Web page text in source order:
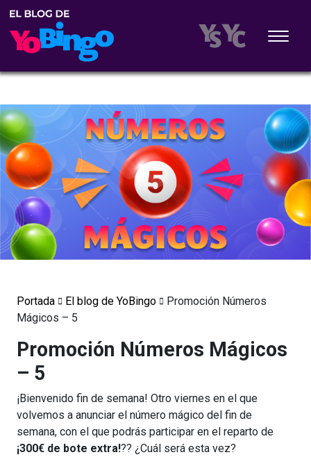
Portada El blog de YoBingo
Promoción Números
Mágicos – 5
Promoción Números Mágicos
– 5
¡Bienvenido fin de semana! Otro viernes en el que
volvemos a anunciar el número mágico del fin de
semana, con el que podrás participar en el reparto de
¡300€ de bote extra!?? ¿Cuál será esta vez?